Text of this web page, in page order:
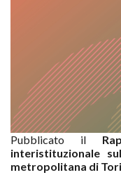
Pubblicato il
interistituzionale
metropolitana di